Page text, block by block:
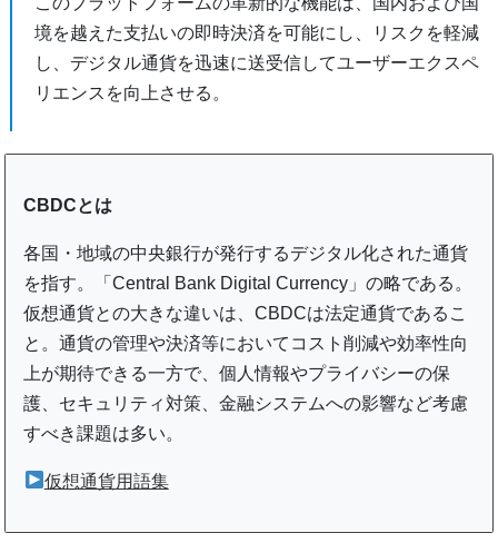
境を越えた支払いの即時決済を可能にし、リスクを軽減
し、デジタル通貨を迅速に送受信してユーザーエクスペ
リエンスを向上させる。
CBDCとは
各国・地域の中央銀行が発行するデジタル化された通貨
を指す。「Central Bank Digital Currency」の略である。
仮想通貨との大きな違いは、CBDCは法定通貨であるこ
と。通貨の管理や決済等においてコスト削減や効率性向
上が期待できる一方で、個人情報やプライバシーの保
護、セキュリティ対策、金融システムへの影響など考慮
すべき課題は多い。
仮想通貨用語集